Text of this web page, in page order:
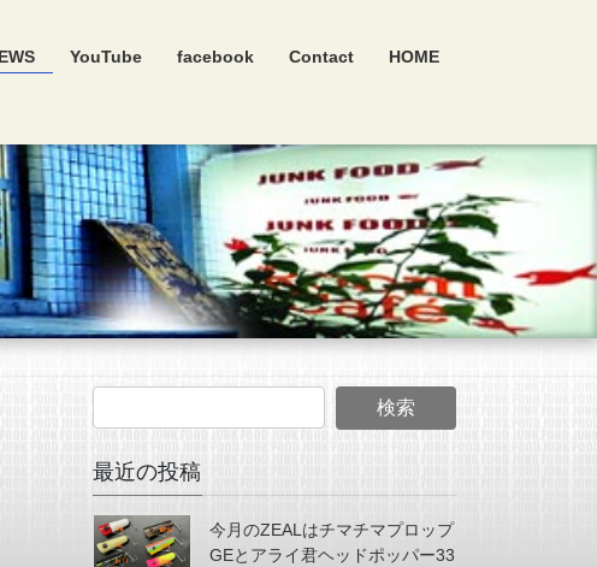
YouTube facebook Contact HOME
最近の投稿
今月のZEALはチマチマプロップ
GEとアライ君ヘッドポッパー33